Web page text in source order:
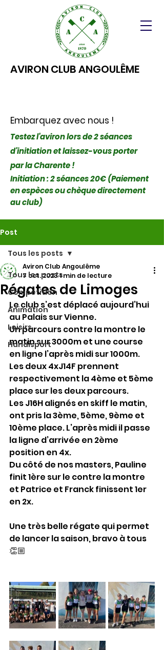
AVIRON CLUB ANGOULÊME
Embarquez avec nous !
Testez l'aviron lors de 2 séances
d'initiation et laissez-vous porter
par la Charente !
Initiation : 2 séances 20€ (Paiement
en espèces ou chèque directement
au club)
Post
Tous les posts
Compétition
Animation
Loisirs
Handisport
Tous les posts
Régates de Limoges
Aviron Club Angoulême
7 oct. 20231 min de lecture
Le club s’est déplacé aujourd’hui
au Palais sur Vienne.
Un parcours contre la montre le
matin sur 3000m et une course
en ligne l’après midi sur 1000m.
Les deux 4xJ14F prennent
respectivement la 4ème et 5ème
place sur les deux parcours.
Les J16H alignés en skiff le matin,
ont pris la 3ème, 5ème, 9ème et
10ème place. L’après midi il passe
la ligne d’arrivée en 2ème
position en 4x.
Du côté de nos masters, Pauline
finit 1ère sur le contre la montre
et Patrice et Franck finissent 1er
en 2x.
Une très belle régate qui permet
de lancer la saison, bravo à tous
👏🏼